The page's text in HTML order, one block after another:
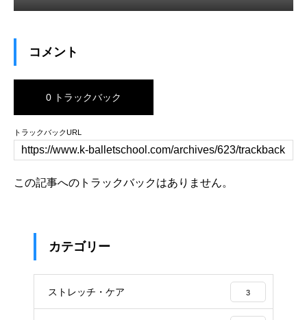
コメント
0 トラックバック
トラックバックURL
この記事へのトラックバックはありません。
カテゴリー
ストレッチ・ケア 3